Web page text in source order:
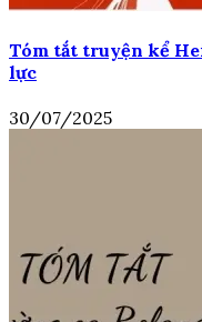
Tóm tắt truyện kể
lực
30/07/2025